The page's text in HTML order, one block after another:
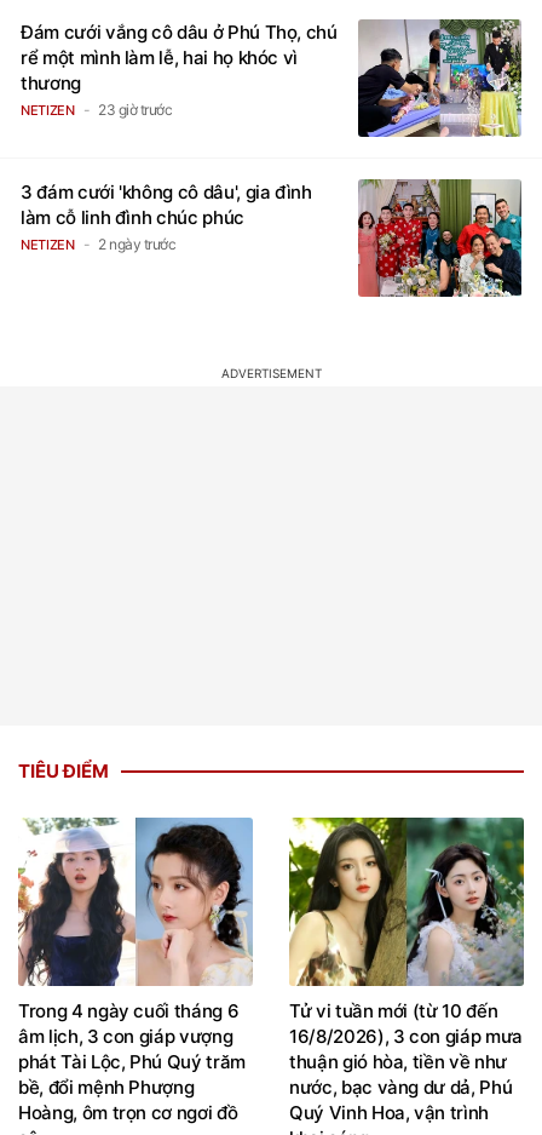
Đám cưới vắng cô dâu ở Phú Thọ, chú
rể một mình làm lễ, hai họ khóc vì
thương
NETIZEN 23 giờ trước
3 đám cưới 'không cô dâu', gia đình
làm cỗ linh đình chúc phúc
NETIZEN 2 ngày trước
TIÊU ĐIỂM
Trong 4 ngày cuối tháng 6
âm lịch, 3 con giáp vượng
phát Tài Lộc, Phú Quý trăm
bề, đổi mệnh Phượng
Hoàng, ôm trọn cơ ngơi đồ
Tử vi tuần mới (từ 10 đến
16/8/2026), 3 con giáp mưa
thuận gió hòa, tiền về như
nước, bạc vàng dư dả, Phú
Quý Vinh Hoa, vận trình